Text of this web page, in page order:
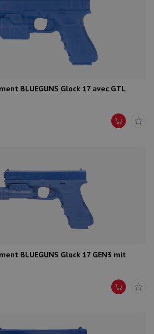
BLUEGUNS Glock 17 avec GTL
BLUEGUNS Glock 17 GEN3 mit